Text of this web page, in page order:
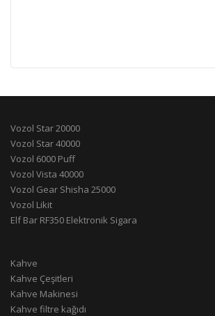
Vozol Star 20000
Vozol Star 40000
Vozol 6000 Puff
Vozol Vista 40000
Vozol Gear Shisha 25000
Vozol Likit
Elf Bar RF350 Elektronik Sigara
Kahve
Kahve Çeşitleri
Kahve Makinesi
Kahve filtre kağıdı